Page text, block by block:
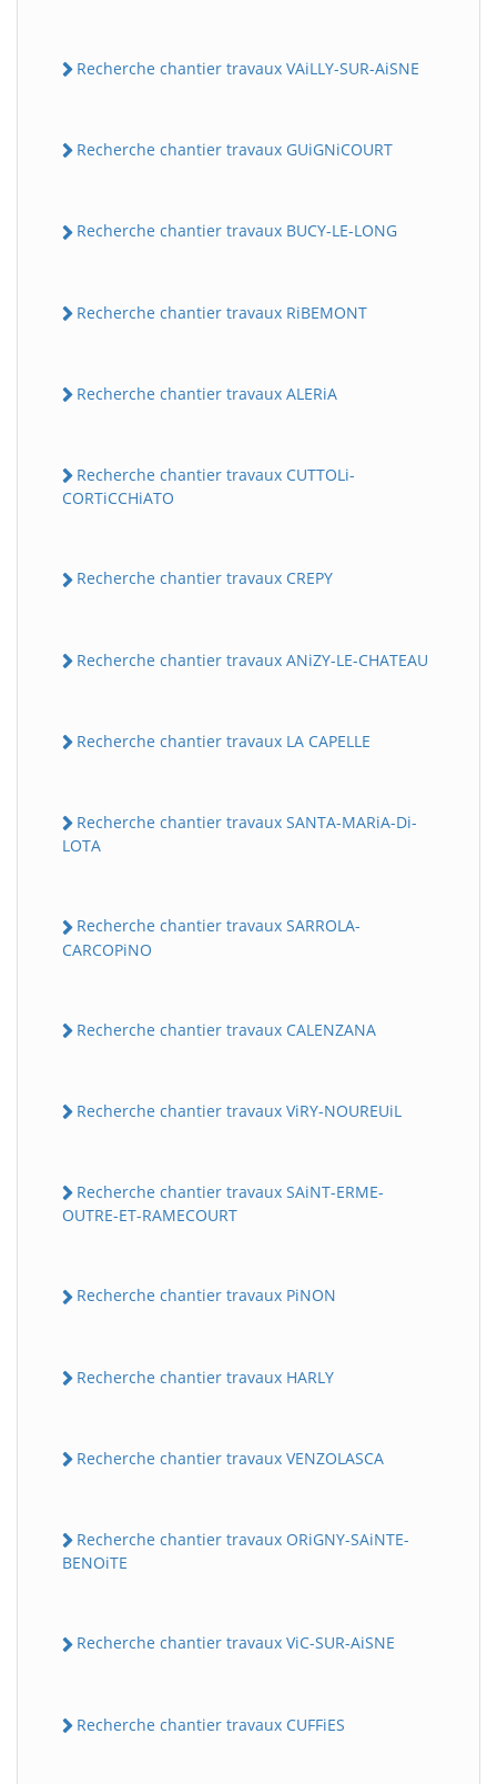
Recherche chantier travaux VAiLLY-SUR-AiSNE
Recherche chantier travaux GUiGNiCOURT
Recherche chantier travaux BUCY-LE-LONG
Recherche chantier travaux RiBEMONT
Recherche chantier travaux ALERiA
Recherche chantier travaux CUTTOLi-
CORTiCCHiATO
Recherche chantier travaux CREPY
Recherche chantier travaux ANiZY-LE-CHATEAU
Recherche chantier travaux LA CAPELLE
Recherche chantier travaux SANTA-MARiA-Di-
LOTA
Recherche chantier travaux SARROLA-
CARCOPiNO
Recherche chantier travaux CALENZANA
Recherche chantier travaux ViRY-NOUREUiL
Recherche chantier travaux SAiNT-ERME-
OUTRE-ET-RAMECOURT
Recherche chantier travaux PiNON
Recherche chantier travaux HARLY
Recherche chantier travaux VENZOLASCA
Recherche chantier travaux ORiGNY-SAiNTE-
BENOiTE
Recherche chantier travaux ViC-SUR-AiSNE
Recherche chantier travaux CUFFiES